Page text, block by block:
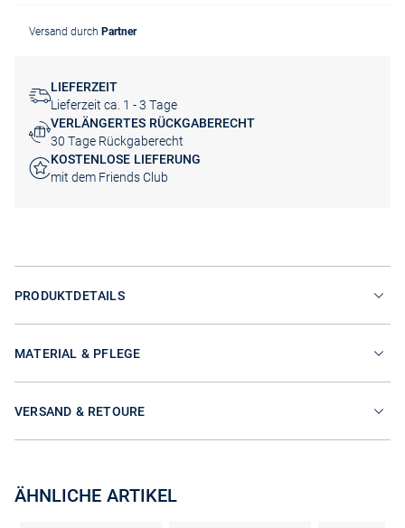
Versand durch Partner
LIEFERZEIT
Lieferzeit ca. 1 - 3 Tage
VERLÄNGERTES RÜCKGABERECHT
30 Tage Rückgaberecht
KOSTENLOSE LIEFERUNG
mit dem Friends Club
PRODUKTDETAILS
MATERIAL & PFLEGE
VERSAND & RETOURE
ÄHNLICHE ARTIKEL